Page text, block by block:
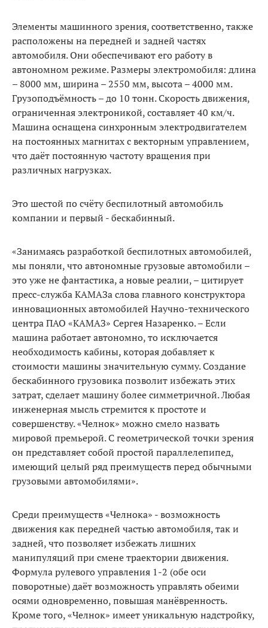
Элементы машинного зрения, соответственно, также
расположены на передней и задней частях
автомобиля. Они обеспечивают его работу в
автономном режиме. Размеры электромобиля: длина
– 8000 мм, ширина – 2550 мм, высота – 4000 мм.
Грузоподъёмность – до 10 тонн. Скорость движения,
ограниченная электроникой, составляет 40 км/ч.
Машина оснащена синхронным электродвигателем
на постоянных магнитах с векторным управлением,
что даёт постоянную частоту вращения при
различных нагрузках.
Это шестой по счёту беспилотный автомобиль
компании и первый - бескабинный.
«Занимаясь разработкой беспилотных автомобилей,
мы поняли, что автономные грузовые автомобили –
это уже не фантастика, а новые реалии, – цитирует
пресс-служба КАМАЗа слова главного конструктора
инновационных автомобилей Научно-технического
центра ПАО «КАМАЗ» Сергея Назаренко. – Если
машина работает автономно, то исключается
необходимость кабины, которая добавляет к
стоимости машины значительную сумму. Создание
бескабинного грузовика позволит избежать этих
затрат, сделает машину более симметричной. Любая
инженерная мысль стремится к простоте и
совершенству. «Челнок» можно смело назвать
мировой премьерой. С геометрической точки зрения
он представляет собой простой параллелепипед,
имеющий целый ряд преимуществ перед обычными
грузовыми автомобилями».
Среди преимуществ «Челнока» - возможность
движения как передней частью автомобиля, так и
задней, что позволяет избежать лишних
манипуляций при смене траектории движения.
Формула рулевого управления 1-2 (обе оси
поворотные) даёт возможность управлять обеими
осями одновременно, повышая манёвренность.
Кроме того, «Челнок» имеет уникальную надстройку,